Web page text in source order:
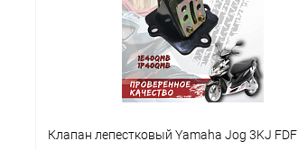
В избранное В наличии
Клапан лепестковый Yamaha Jog 3KJ FDF